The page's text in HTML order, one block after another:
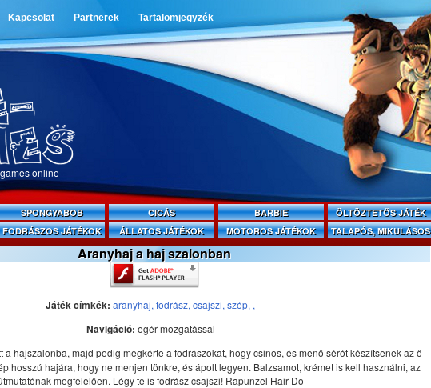
Kapcsolat Partnerek Tartalomjegyzék
online
SPONGYABOB CICÁS BARBIE ÖLTÖZTETŐS JÁTÉK
FODRÁSZOS JÁTÉKOK ÁLLATOS JÁTÉKOK MOTOROS JÁTÉKOK TALAPÓS, MIKULÁSOS
Aranyhaj a haj szalonban
Játék címkék: aranyhaj, fodrász, csajszi, szép, ,
Navigáció: egér mozgatással
a hajszalonba, majd pedig megkérte a fodrászokat, hogy csinos, és menő sérót készítsenek az ő
hosszú hajára, hogy ne menjen tönkre, és ápolt legyen. Balzsamot, krémet is kell használni, az
megfelelően. Légy te is fodrász csajszi! Rapunzel Hair Do